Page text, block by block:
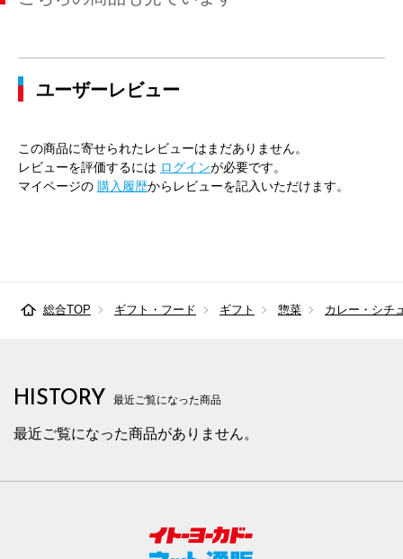
ユーザーレビュー
この商品に寄せられたレビューはまだありません。
レビューを評価するには ログインが必要です。
マイページの 購入履歴からレビューを記入いただけます。
総合TOP ギフト・フード ギフト 惣菜 カレー・シチ
HISTORY 最近ご覧になった商品
最近ご覧になった商品がありません。